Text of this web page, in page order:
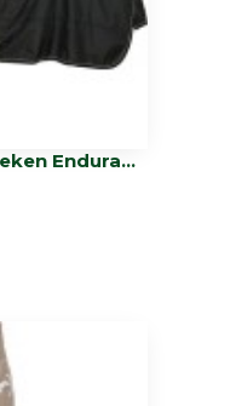
Catago outdoordeken Endurance 2.0